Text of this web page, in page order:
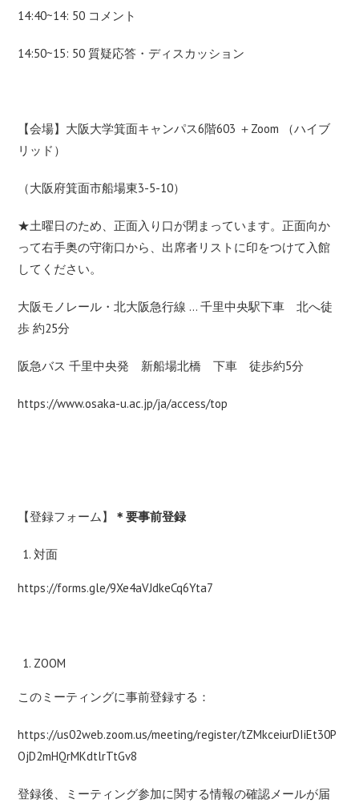
14:40~14: 50 コメント
14:50~15: 50 質疑応答・ディスカッション
【会場】大阪大学箕面キャンパス6階603 ＋Zoom （ハイブ
リッド）
（大阪府箕面市船場東3-5-10）
★土曜日のため、正面入り口が閉まっています。正面向か
って右手奥の守衛口から、出席者リストに印をつけて入館
してください。
大阪モノレール・北大阪急行線 … 千里中央駅下車 北へ徒
歩 約25分
阪急バス 千里中央発 新船場北橋 下車 徒歩約5分
https://www.osaka-u.ac.jp/ja/access/top
【登録フォーム】 ＊要事前登録
対面
https://forms.gle/9Xe4aVJdkeCq6Yta7
ZOOM
このミーティングに事前登録する：
https://us02web.zoom.us/meeting/register/tZMkceiurDIiEt30P
OjD2mHQrMKdtlrTtGv8
登録後、ミーティング参加に関する情報の確認メールが届